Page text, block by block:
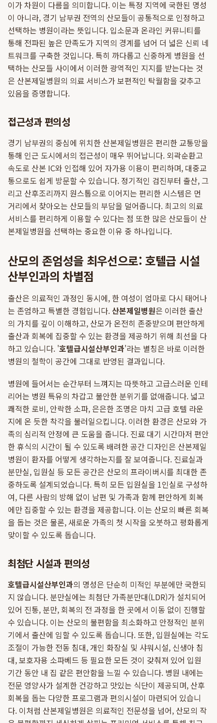
이가 차원이 다름을 의미합니다. 이는 특정 지역에 국한된 명성
이 아니라, 경기 남부권 전역의 산모들이 공통적으로 인정하고
선택하는 병원이라는 뜻입니다. 입소문과 온라인 커뮤니티를
통해 전파된 높은 만족도가 지역의 경계를 넘어 더 넓은 신뢰 네
트워크를 구축한 것입니다. 특히 까다롭고 신중하게 병원을 선
택하는 산모들 사이에서 이러한 광역적인 지지를 받는다는 것
은 산본제일병원의 의료 서비스가 보편적인 탁월함을 갖추고
있음을 증명합니다.
접근성과 편의성
경기 남부권의 중심에 위치한 산본제일병원은 편리한 교통망을
통해 인근 도시에서의 접근성이 매우 뛰어납니다. 외곽순환고
속도로 산본 IC와 인접해 있어 자가용 이용이 편리하며, 대중교
통으로도 쉽게 방문할 수 있습니다. 정기적인 검진부터 출산, 그
리고 산후조리까지 원스톱으로 이어지는 편리한 시스템은 먼
거리에서 찾아오는 산모들의 부담을 덜어줍니다. 최고의 의료
서비스를 편리하게 이용할 수 있다는 점 또한 많은 산모들이 산
본제일병원을 선택하는 중요한 이유 중 하나입니다.
산모의 존엄성을 최우선으로: 호텔급 시설
산부인과의 차별점
출산은 의료적인 과정인 동시에, 한 여성이 엄마로 다시 태어나
는 존엄하고 특별한 경험입니다. 산본제일병원은 이러한 출산
의 가치를 깊이 이해하고, 산모가 온전히 존중받으며 편안하게
출산과 회복에 집중할 수 있는 환경을 제공하기 위해 최선을 다
하고 있습니다. '호텔급시설산부인과'라는 별칭은 바로 이러한
병원의 철학이 공간에 그대로 반영된 결과입니다.
병원에 들어서는 순간부터 느껴지는 따뜻하고 고급스러운 인테
리어는 병원 특유의 차갑고 불안한 분위기를 없애줍니다. 넓고
쾌적한 로비, 안락한 소파, 은은한 조명은 마치 고급 호텔 라운
지에 온 듯한 착각을 불러일으킵니다. 이러한 환경은 산모와 가
족의 심리적 안정에 큰 도움을 줍니다. 진료 대기 시간마저 편안
한 휴식의 시간이 될 수 있도록 배려한 공간 디자인은 산본제일
병원이 환자를 어떻게 생각하는지를 잘 보여줍니다. 진료실과
분만실, 입원실 등 모든 공간은 산모의 프라이버시를 최대한 존
중하도록 설계되었습니다. 특히 모든 입원실을 1인실로 구성하
여, 다른 사람의 방해 없이 남편 및 가족과 함께 편안하게 회복
에만 집중할 수 있는 환경을 제공합니다. 이는 산모의 빠른 회복
을 돕는 것은 물론, 새로운 가족의 첫 시작을 오붓하고 평화롭게
맞이할 수 있도록 돕습니다.
최첨단 시설과 편의성
호텔급시설산부인과의 명성은 단순히 미적인 부분에만 국한되
지 않습니다. 분만실에는 최첨단 가족분만대(LDR)가 설치되어
있어 진통, 분만, 회복의 전 과정을 한 곳에서 이동 없이 진행할
수 있습니다. 이는 산모의 불편함을 최소화하고 안정적인 분위
기에서 출산에 임할 수 있도록 돕습니다. 또한, 입원실에는 각도
조절이 가능한 전동 침대, 개인 화장실 및 샤워시설, 신생아 침
대, 보호자용 소파베드 등 필요한 모든 것이 갖춰져 있어 입원
기간 동안 내 집 같은 편안함을 느낄 수 있습니다. 병원 내에는
전문 영양사가 설계한 건강하고 맛있는 식단이 제공되며, 산후
회복을 돕는 다양한 프로그램과 편의시설이 마련되어 있습니
다. 이처럼 산본제일병원은 의료적인 전문성을 넘어, 산모의 작